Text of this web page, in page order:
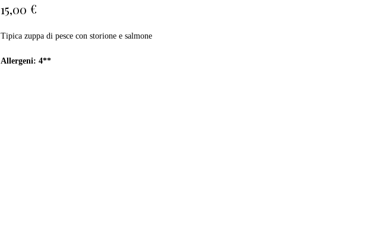
15,00 €
Tipica zuppa di pesce con storione e salmone
Allergeni: 4**